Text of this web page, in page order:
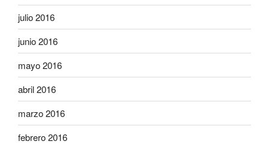
julio 2016
junio 2016
mayo 2016
abril 2016
marzo 2016
febrero 2016